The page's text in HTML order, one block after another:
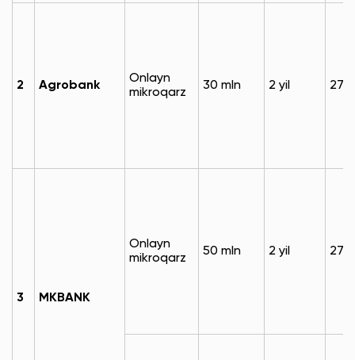
2 Agrobank
Onlayn
mikroqarz
30 mln 2 yil
3 MKBANK
Onlayn
mikroqarz
50 mln 2 yil